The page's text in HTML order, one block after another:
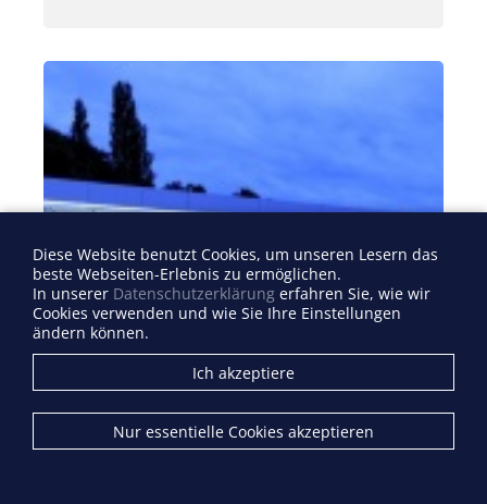
Diese Website benutzt Cookies, um unseren Lesern das
beste Webseiten-Erlebnis zu ermöglichen.
In unserer Datenschutzerklärung erfahren Sie, wie wir
Cookies verwenden und wie Sie Ihre Einstellungen
ändern können.
Ich akzeptiere
Nur essentielle Cookies akzeptieren